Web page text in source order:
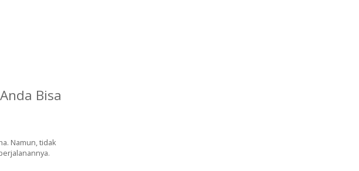
Bisa
Namun, tidak